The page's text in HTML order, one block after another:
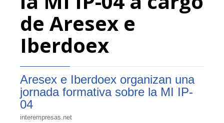
de Aresex e
Iberdoex
Aresex e Iberdoex organizan una
jornada formativa sobre la MI IP-
04
interempresas.net